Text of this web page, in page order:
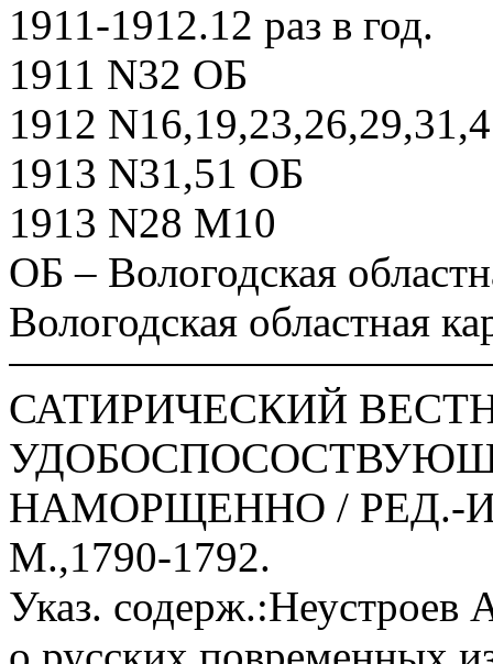
1911-1912.12 раз в год.
1911 N32 ОБ
1912
1913 N31,51 ОБ
1913 N28 М10
ОБ – Вологодская
Вологодская областная
САТИРИЧЕСКИЙ
НАМОРЩЕННО / РЕД.-
М.,1790-1792.
Указ. содерж.:Неустроев